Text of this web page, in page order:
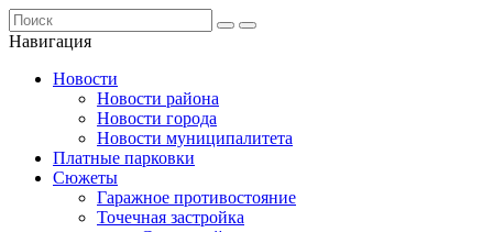
Навигация
Новости
Новости района
Новости города
Новости муниципалитета
Платные парковки
Сюжеты
Гаражное противостояние
Точечная застройка